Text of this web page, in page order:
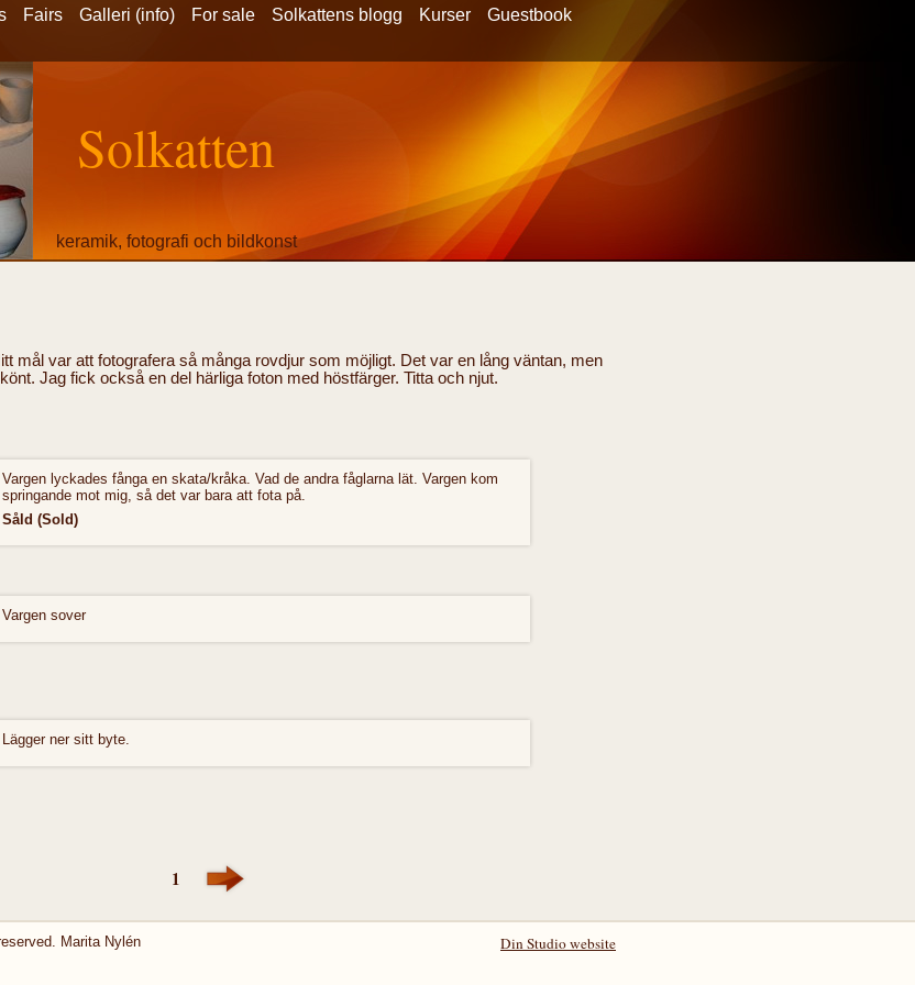
Fairs Galleri (info) For sale Solkattens blogg Kurser
Guestbook
Solkatten
keramik, fotografi och bildkonst
mål var att fotografera så många rovdjur som möjligt. Det var en lång väntan, men
Jag fick också en del härliga foton med höstfärger. Titta och njut.
Vargen lyckades fånga en skata/kråka. Vad de andra fåglarna lät. Vargen kom
springande mot mig, så det var bara att fota på.
Såld (Sold)
Vargen sover
Lägger ner sitt byte.
1
Din Studio website
Marita Nylén